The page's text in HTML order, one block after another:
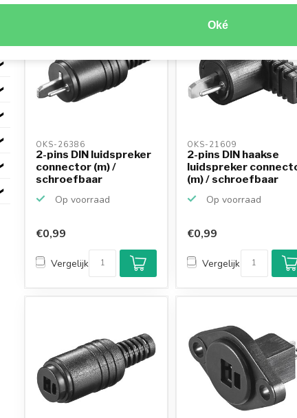
Oké
OKS-26386
2-pins DIN luidspreker
connector (m) /
schroefbaar
Op voorraad
€0,99
Vergelijk
OKS-21609
2-pins DIN haakse
luidspreker
(m) / schroefbaar
Op voorraad
€0,99
Vergelijk